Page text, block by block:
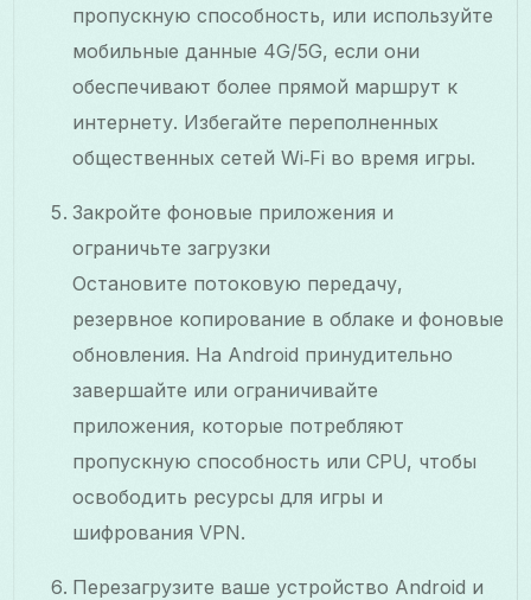
пропускную способность, или используйте
мобильные данные 4G/5G, если они
обеспечивают более прямой маршрут к
интернету. Избегайте переполненных
общественных сетей Wi‑Fi во время игры.
Закройте фоновые приложения и
ограничьте загрузки
Остановите потоковую передачу,
резервное копирование в облаке и фоновые
обновления. На Android принудительно
завершайте или ограничивайте
приложения, которые потребляют
пропускную способность или CPU, чтобы
освободить ресурсы для игры и
шифрования VPN.
Перезагрузите ваше устройство Android и